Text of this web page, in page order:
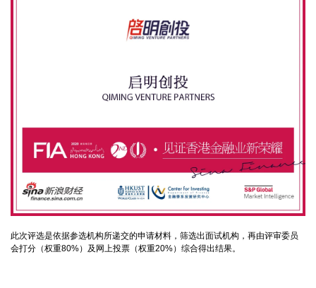
此次评选是依据参选机构所递交的申请材料，筛选出面试机构，再由评审委员
会打分（权重80%）及网上投票（权重20%）综合得出结果。